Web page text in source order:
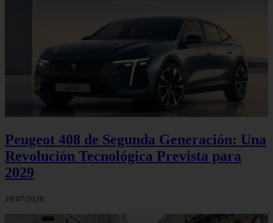
Peugeot 408 de Segunda Generación: Una
Revolución Tecnológica Prevista para
2029
29/07/2026